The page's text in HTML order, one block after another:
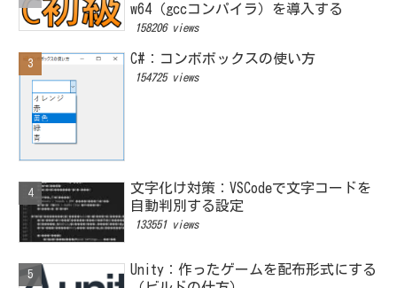
w64（gccコンパイラ）を導入する
158206 views
C#：コンボボックスの使い方
154725 views
文字化け対策：VSCodeで文字コードを
自動判別する設定
133551 views
Unity：作ったゲームを配布形式にする